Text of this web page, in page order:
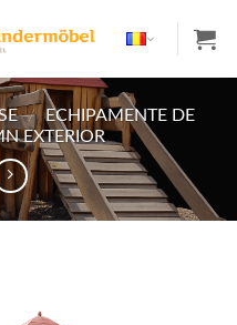
/ ECHIPAMENTE DE
EXTERIOR